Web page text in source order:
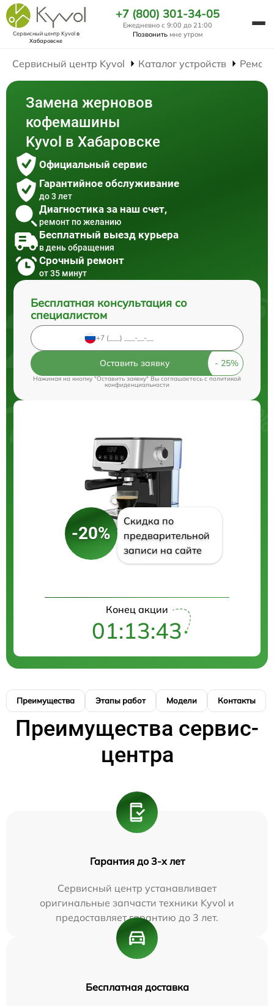
Сервисный центр Kyvolв
Хабаровске
+7 (800) 301-34-05
Ежедневно с 9:00 до 21:00
Позвонить мне утром
Сервисный центр Kyvol Каталог устройств
Замена жерновов
кофемашины
Kyvol в Хабаровске
Официальный сервис
Гарантийное обслуживание
до 3 лет
Диагностика за наш счет,
ремонт по желанию
Бесплатный выезд курьера
в день обращения
Срочный ремонт
от 35 минут
Бесплатная консультация со
специалистом
Оставить заявку
Нажимая на кнопку "Оставить заявку" Вы соглашаетесь cполитикой
конфиденциальности
-20%
Скидка по
предварительной
записи на сайте
Конец акции
01:13:42
Преимущества Этапы работ Модели Контакты
Преимущества сервис-
центра
Гарантия до 3-х лет
Сервисный центр устанавливает
оригинальные запчасти техники Kyvol и
предоставляет гарантию до 3 лет.
Бесплатная доставка